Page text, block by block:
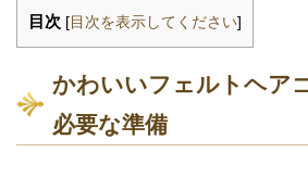
目次 [目次を表示してください]
かわいいフェルトヘア
必要な準備